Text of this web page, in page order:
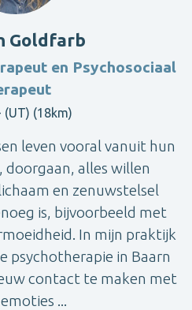
Goldfarb
en Psychosociaal
(UT) (18km)
leven vooral vanuit hun
doorgaan, alles willen
en zenuwstelsel
is, bijvoorbeeld met
In mijn praktijk
psychotherapie in Baarn
contact te maken met
...